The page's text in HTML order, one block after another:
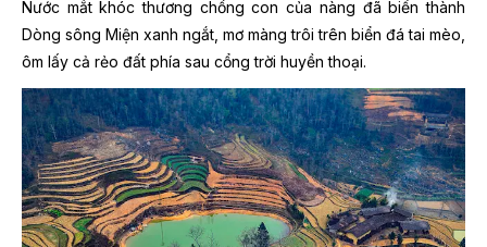
Nước mắt khóc thương chồng con của nàng đã biến thành
Dòng sông Miện xanh ngắt, mơ màng trôi trên biển đá tai mèo,
ôm lấy cả rẻo đất phía sau cổng trời huyền thoại.